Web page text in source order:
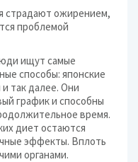
страдают ожирением,
проблемой
ищут самые
способы: японские
так далее. Они
график и способны
время.
диет остаются
эффекты. Вплоть
органами.